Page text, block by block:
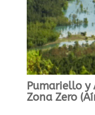
Pumariello y
Zona Zero